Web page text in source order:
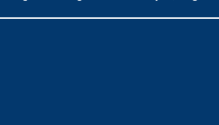
nos períodos de rematrícula